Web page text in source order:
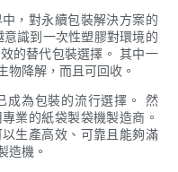
，對永續包裝解決方案的
識到一次性塑膠對環境的
的替代包裝選擇。 其中一
物降解，而且可回收。
成為包裝的流行選擇。 然
業的紙袋製袋機製造商。
生產高效、可靠且能夠滿
造機。